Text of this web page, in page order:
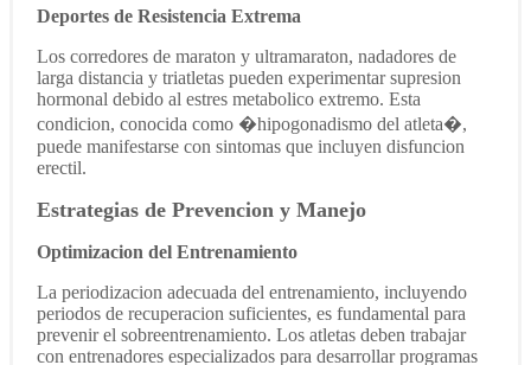
Deportes de Resistencia Extrema
Los corredores de maraton y ultramaraton, nadadores de
larga distancia y triatletas pueden experimentar supresion
hormonal debido al estres metabolico extremo. Esta
condicion, conocida como �hipogonadismo del atleta�,
puede manifestarse con sintomas que incluyen disfuncion
erectil.
Estrategias de Prevencion y Manejo
Optimizacion del Entrenamiento
La periodizacion adecuada del entrenamiento, incluyendo
periodos de recuperacion suficientes, es fundamental para
prevenir el sobreentrenamiento. Los atletas deben trabajar
con entrenadores especializados para desarrollar programas